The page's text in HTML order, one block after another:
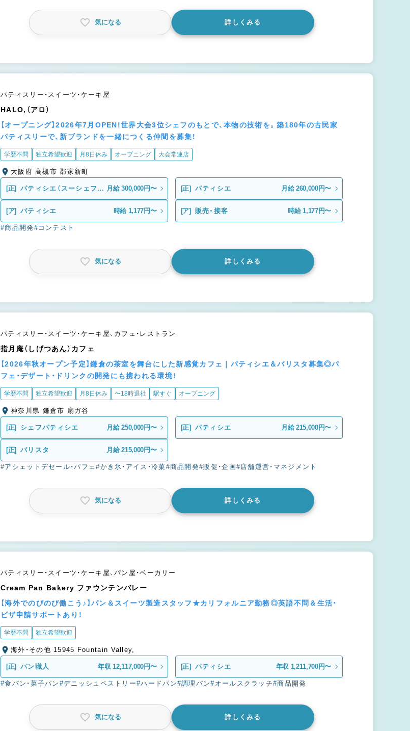
気になる 詳しくみる
パティスリー・スイーツ・ケーキ屋
HALO,（アロ）
【オープニング】2026年7月OPEN!世界大会3位シェフのもとで、本物の技術を。築180年の古民家
パティスリーで、新ブランドを一緒につくる仲間を募集！
学歴不問 独立希望歓迎 月8日休み オープニング 大会常連店
大阪府 高槻市 郡家新町
[正]
パティシエ（スーシェフ候
補）
月給 300,000円〜 [正] パティシエ 月給 260,000円〜
[ア] パティシエ 時給 1,177円〜 [ア] 販売・接客 時給 1,177円〜
#商品開発#コンテスト
気になる 詳しくみる
パティスリー・スイーツ・ケーキ屋、カフェ・レストラン
指月庵（しげつあん）カフェ
【2026年秋オープン予定】鎌倉の茶室を舞台にした新感覚カフェ｜パティシエ＆バリスタ募集◎パ
フェ・デザート・ドリンクの開発にも携われる環境！
学歴不問 独立希望歓迎 月8日休み 〜18時退社 駅すぐ オープニング
神奈川県 鎌倉市 扇ガ谷
[正] シェフパティシエ 月給 250,000円〜 [正] パティシエ 月給 215,000円〜
[正] バリスタ 月給 215,000円〜
#アシェットデセール・パフェ#かき氷・アイス・冷菓#商品開発#販促・企画#店舗運営・マネジメント
気になる 詳しくみる
パティスリー・スイーツ・ケーキ屋、パン屋・ベーカリー
Cream Pan Bakery ファウンテンバレー
【海外でのびのび働こう♪】パン＆スイーツ製造スタッフ★カリフォルニア勤務◎英語不問＆生活・
ビザ申請サポートあり！
学歴不問 独立希望歓迎
海外・その他 15945 Fountain Valley,
[正] パン職人 年収 12,117,000円〜 [正] パティシエ 年収 1,211,700円〜
#食パン・菓子パン #デニッシュペストリー#ハードパン#調理パン#オールスクラッチ#商品開発
気になる 詳しくみる